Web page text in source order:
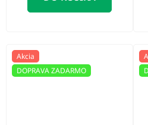
Akcia
DOPRAVA ZADARMO